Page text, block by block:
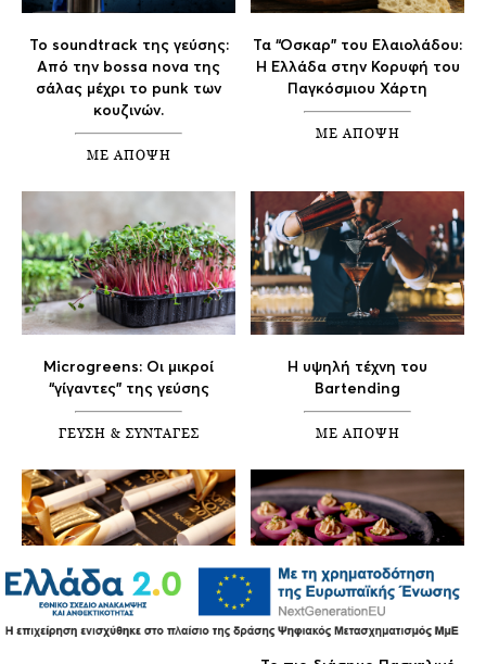
Το soundtrack της γεύσης:
Aπό την bossa nova της
σάλας μέχρι το punk των
κουζινών.
ΜΕ ΑΠΟΨΗ
Τα “Οσκαρ” του Ελαιολάδου:
Η Ελλάδα στην Κορυφή του
Παγκόσμιου Χάρτη
ΜΕ ΑΠΟΨΗ
Microgreens: Οι μικροί
“γίγαντες” της γεύσης
ΓΕΥΣΗ & ΣΥΝΤΑΓΕΣ
Η υψηλή τέχνη του
Bartending
ΜΕ ΑΠΟΨΗ